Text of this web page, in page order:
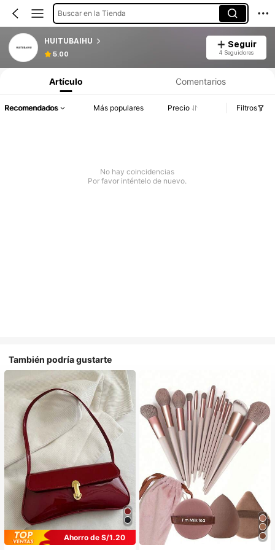
Buscar en la Tienda
HUITUBAIHU
5.00
Seguir
4 Seguidores
Artículo Comentarios
Recomendados Más populares Precio Filtros
No hay coincidencias
Por favor inténtelo de nuevo.
También podría gustarte
Ahorro de S/1.20